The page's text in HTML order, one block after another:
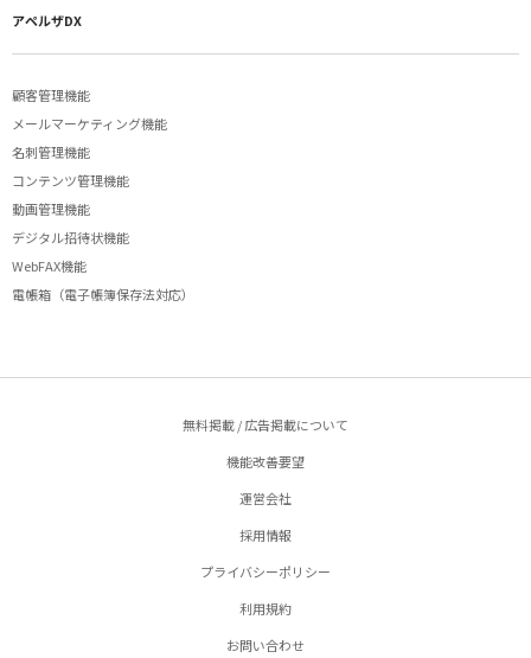
アペルザDX
顧客管理機能
メールマーケティング機能
名刺管理機能
コンテンツ管理機能
動画管理機能
デジタル招待状機能
WebFAX機能
電帳箱（電子帳簿保存法対応）
無料掲載 / 広告掲載について
機能改善要望
運営会社
採用情報
プライバシーポリシー
利用規約
お問い合わせ